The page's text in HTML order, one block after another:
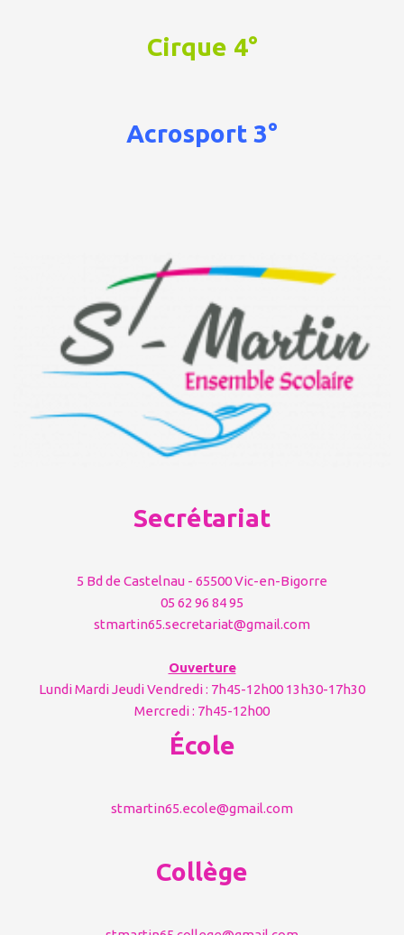
Cirque 4°
Acrosport 3°
Secrétariat
5 Bd de Castelnau - 65500 Vic-en-Bigorre
05 62 96 84 95
stmartin65.secretariat@gmail.com
Ouverture
Lundi Mardi Jeudi Vendredi : 7h45-12h00 13h30-17h30
Mercredi : 7h45-12h00
École
stmartin65.ecole@gmail.com
Collège